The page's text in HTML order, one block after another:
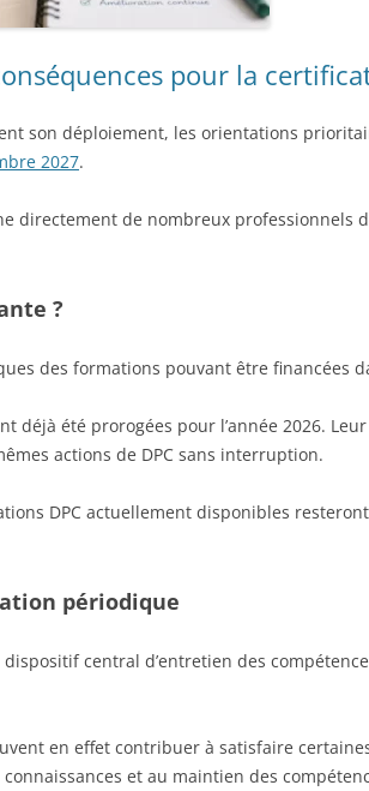
pour la
son déploiement, les orientations
2027.
directement de nombreux professionnels
?
des formations pouvant être financées
été prorogées pour l’année 2026.
actions de DPC sans interruption.
DPC actuellement disponibles
périodique
central d’entretien des
en effet contribuer à satisfaire
et au maintien des